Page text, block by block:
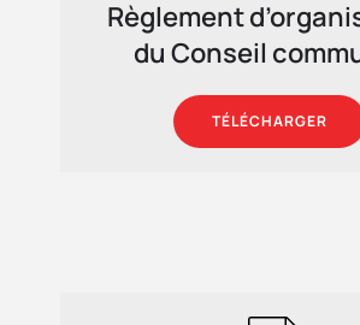
Règlement
du Conseil
TÉLÉCHARGER